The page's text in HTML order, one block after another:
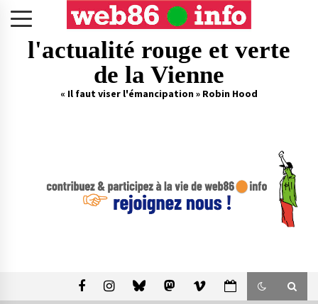
l'actualité rouge et verte
de la Vienne
« Il faut viser l'émancipation » Robin Hood